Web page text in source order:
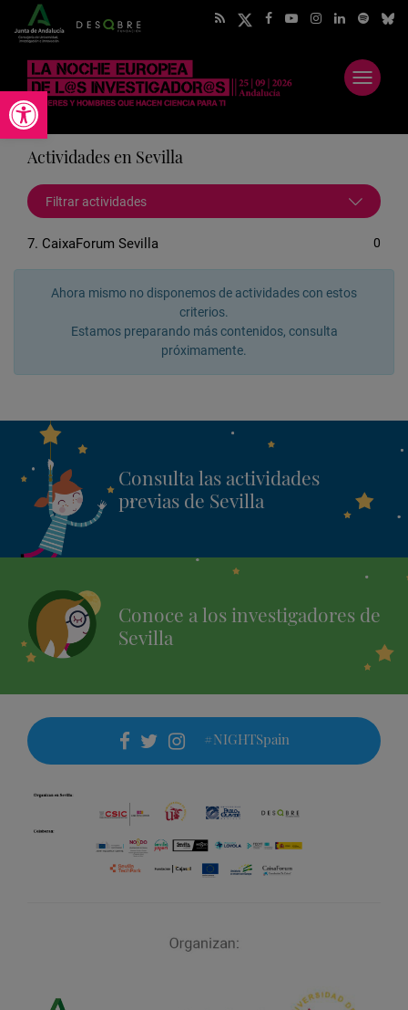
Abrir barra de herramientas
Abrir
menú
Actividades en Sevilla
Filtrar actividades
7. CaixaForum Sevilla 0
Ahora mismo no disponemos de actividades con estos
criterios.
Estamos preparando más contenidos, consulta
próximamente.
Consulta las actividades
previas de Sevilla
Conoce a los investigadores de
Sevilla
facebook
twitter
instagram
#NIGHTSpain